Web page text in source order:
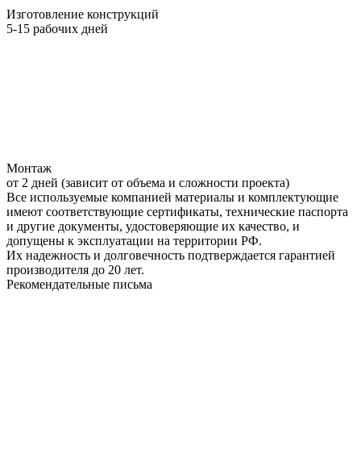
Изготовление конструкций
5-15 рабочих дней
Монтаж
от 2 дней (зависит от объема и сложности проекта)
Все используемые компанией материалы и комплектующие
имеют соответствующие сертификаты, технические паспорта
и другие документы, удостоверяющие их качество, и
допущены к эксплуатации на территории РФ.
Их надежность и долговечность подтверждается гарантией
производителя до 20 лет.
Рекомендательные письма